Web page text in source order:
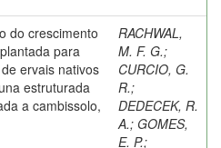
do crescimento
para
ervais nativos
estruturada
a cambissolo,
RACHWAL,
M. F. G.;
CURCIO, G.
R.;
DEDECEK, R.
A.; GOMES,
E. P.;